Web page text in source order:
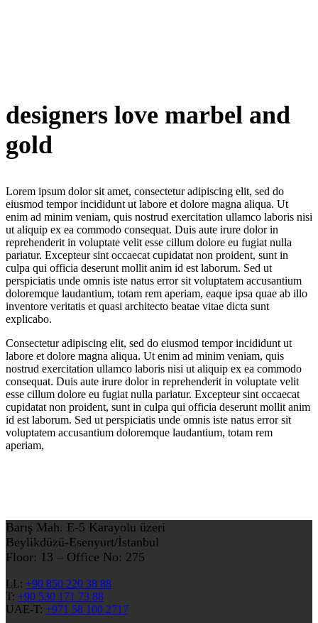
designers love marbel and
gold
Lorem ipsum dolor sit amet, consectetur adipiscing elit, sed do
eiusmod tempor incididunt ut labore et dolore magna aliqua. Ut
enim ad minim veniam, quis nostrud exercitation ullamco laboris nisi
ut aliquip ex ea commodo consequat. Duis aute irure dolor in
reprehenderit in voluptate velit esse cillum dolore eu fugiat nulla
pariatur. Excepteur sint occaecat cupidatat non proident, sunt in
culpa qui officia deserunt mollit anim id est laborum. Sed ut
perspiciatis unde omnis iste natus error sit voluptatem accusantium
doloremque laudantium, totam rem aperiam, eaque ipsa quae ab illo
inventore veritatis et quasi architecto beatae vitae dicta sunt
explicabo.
Consectetur adipiscing elit, sed do eiusmod tempor incididunt ut
labore et dolore magna aliqua. Ut enim ad minim veniam, quis
nostrud exercitation ullamco laboris nisi ut aliquip ex ea commodo
consequat. Duis aute irure dolor in reprehenderit in voluptate velit
esse cillum dolore eu fugiat nulla pariatur. Excepteur sint occaecat
cupidatat non proident, sunt in culpa qui officia deserunt mollit anim
id est laborum. Sed ut perspiciatis unde omnis iste natus error sit
voluptatem accusantium doloremque laudantium, totam rem
aperiam,
Barış Mah. E-5 Karayolu üzeri
Beylikdüzü-Esenyurt/İstanbul
Floor: 13 – Office No: 275
LL: +90 850 220 38 88
T: +90 530 171 73 88
UAE-T: +971 58 100 2717